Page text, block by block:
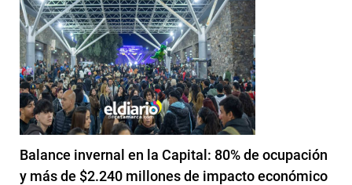
Balance invernal en la Capital: 80% de ocupación
y más de $2.240 millones de impacto económico